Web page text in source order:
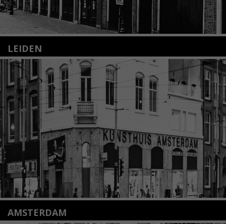
LEIDEN
Nieuwstraat 35
2312 KA Leiden
+31(0)71 – 52 84 480
info@kunsthuisleiden.nl
Lees meer
AMSTERDAM